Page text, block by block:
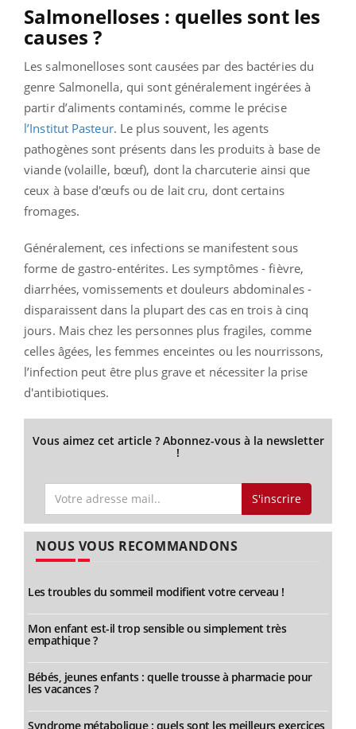
Salmonelloses : quelles sont les
causes ?
Les salmonelloses sont causées par des bactéries du
genre Salmonella, qui sont généralement ingérées à
partir d’aliments contaminés, comme le précise
l’Institut Pasteur. Le plus souvent, les agents
pathogènes sont présents dans les produits à base de
viande (volaille, bœuf), dont la charcuterie ainsi que
ceux à base d'œufs ou de lait cru, dont certains
fromages.
Généralement, ces infections se manifestent sous
forme de gastro-entérites. Les symptômes - fièvre,
diarrhées, vomissements et douleurs abdominales -
disparaissent dans la plupart des cas en trois à cinq
jours. Mais chez les personnes plus fragiles, comme
celles âgées, les femmes enceintes ou les nourrissons,
l’infection peut être plus grave et nécessiter la prise
d'antibiotiques.
Vous aimez cet article ? Abonnez-vous à la newsletter
!
S'inscrire
NOUS VOUS RECOMMANDONS
Les troubles du sommeil modifient votre cerveau !
Mon enfant est-il trop sensible ou simplement très
empathique ?
Bébés, jeunes enfants : quelle trousse à pharmacie pour
les vacances ?
Syndrome métabolique : quels sont les meilleurs exercices